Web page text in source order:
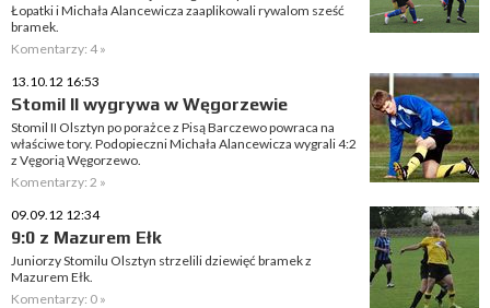
Łopatki i Michała Alancewicza zaaplikowali rywalom sześć
bramek.
Komentarzy: 4 »
13.10.12 16:53
Stomil II wygrywa w Węgorzewie
Stomil II Olsztyn po porażce z Pisą Barczewo powraca na
właściwe tory. Podopieczni Michała Alancewicza wygrali 4:2
z Vęgorią Węgorzewo.
Komentarzy: 2 »
09.09.12 12:34
9:0 z Mazurem Ełk
Juniorzy Stomilu Olsztyn strzelili dziewięć bramek z
Mazurem Ełk.
Komentarzy: 0 »